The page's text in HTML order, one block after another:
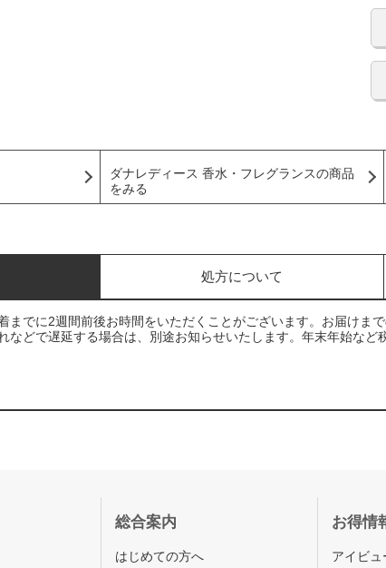
ダナレディース 香水・フレグランスの商品
をみる
処方について
までに2週間前後お時間をいただくことがございます。お届けま
などで遅延する場合は、別途お知らせいたします。年末年始な
総合案内
はじめての方へ
お得情
アイビュ